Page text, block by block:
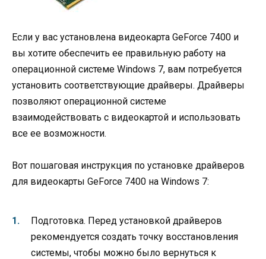
Если у вас установлена видеокарта GeForce 7400 и
вы хотите обеспечить ее правильную работу на
операционной системе Windows 7, вам потребуется
установить соответствующие драйверы. Драйверы
позволяют операционной системе
взаимодействовать с видеокартой и использовать
все ее возможности.
Вот пошаговая инструкция по установке драйверов
для видеокарты GeForce 7400 на Windows 7:
Подготовка. Перед установкой драйверов
рекомендуется создать точку восстановления
системы, чтобы можно было вернуться к